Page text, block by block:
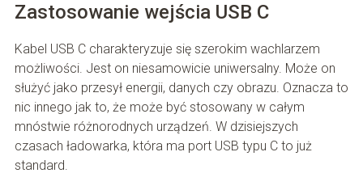
Zastosowanie wejścia USB C
Kabel USB C charakteryzuje się szerokim wachlarzem
możliwości. Jest on niesamowicie uniwersalny. Może on
służyć jako przesył energii, danych czy obrazu. Oznacza to
nic innego jak to, że może być stosowany w całym
mnóstwie różnorodnych urządzeń. W dzisiejszych
czasach ładowarka, która ma port USB typu C to już
standard.